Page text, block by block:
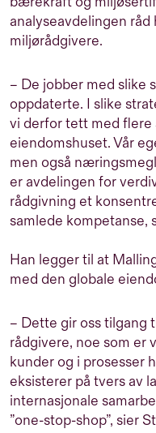
analyseavdelingen
miljørådgivere.
– De jobber med slike
oppdaterte. I slike
vi derfor tett med flere
eiendomshuset. Vår
men også
er avdelingen for
rådgivning et
samlede kompetanse,
Han legger til at
med den globale
– Dette gir oss tilgang
rådgivere, noe som er
kunder og i prosesser
eksisterer på tvers av
internasjonale
”one-stop-shop”, sier